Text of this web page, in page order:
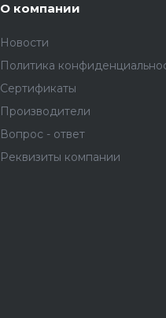
О компании
Новости
Политика
Сертификаты
Производители
Вопрос - ответ
Реквизиты компании